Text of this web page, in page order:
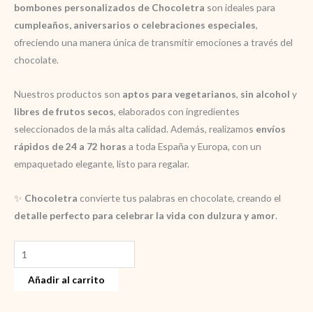
bombones personalizados de Chocoletra son ideales para
cumpleaños, aniversarios o celebraciones especiales,
ofreciendo una manera única de transmitir emociones a través del
chocolate.
Nuestros productos son aptos para vegetarianos, sin alcohol y
libres de frutos secos, elaborados con ingredientes
seleccionados de la más alta calidad. Además, realizamos envíos
rápidos de 24 a 72 horas a toda España y Europa, con un
empaquetado elegante, listo para regalar.
✨ Chocoletra convierte tus palabras en chocolate, creando el
detalle perfecto para celebrar la vida con dulzura y amor.
Regalo
cumpleaños
original
Añadir al carrito